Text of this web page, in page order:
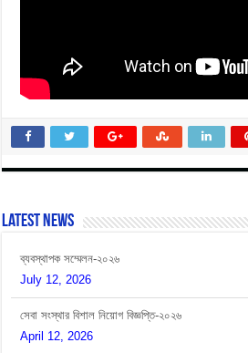
Latest News
ব্যবস্থাপক সম্মেলন-২০২৬
July 12, 2026
সেবা সংস্থার বিশাল নিয়োগ বিজ্ঞপ্তি-২০২৬
April 12, 2026